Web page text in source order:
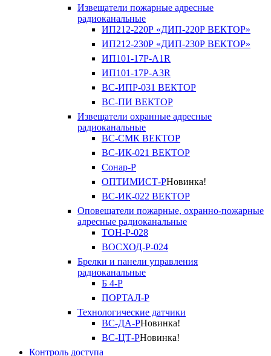
Извещатели пожарные адресные
радиоканальные
ИП212-220Р «ДИП-220Р ВЕКТОР»
ИП212-230Р «ДИП-230Р ВЕКТОР»
ИП101-17Р-A1R
ИП101-17Р-A3R
ВС-ИПР-031 ВЕКТОР
ВС-ПИ ВЕКТОР
Извещатели охранные адресные
радиоканальные
ВС-СМК ВЕКТОР
ВС-ИК-021 ВЕКТОР
Сонар-Р
ОПТИМИСТ-РНовинка!
ВС-ИК-022 ВЕКТОР
Оповещатели пожарные, охранно-пожарные
адресные радиоканальные
ТОН-Р-028
ВОСХОД-Р-024
Брелки и панели управления
радиоканальные
Б 4-Р
ПОРТАЛ-Р
Технологические датчики
ВС-ДА-РНовинка!
ВС-ЦТ-РНовинка!
Контроль доступа